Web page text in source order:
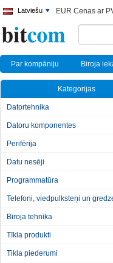
Latviešu EUR Cenas ar
Par kompāniju Biroja
Kategorijas
Datortehnika
Datoru komponentes
Perifērija
Datu nesēji
Programmatūra
Telefoni, viedpulksteņi un
Biroja tehnika
Tīkla produkti
Tikla piederumi